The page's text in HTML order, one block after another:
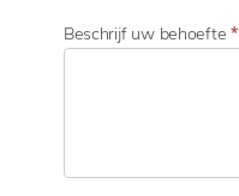
Beschrijf uw behoefte*